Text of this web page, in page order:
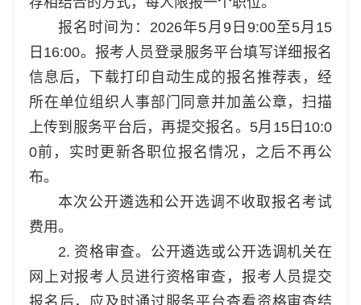
报名时间为：2026年5月9日9:00至5月15
日16:00。报考人员登录服务平台填写详细报名
信息后，下载打印自动生成的报名推荐表，经
所在单位组织人事部门同意并加盖公章，扫描
上传到服务平台后，再提交报名。5月15日10:0
0前，实时更新各职位报名情况，之后不再公
布。
本次公开遴选和公开选调不收取报名考试
费用。
2. 资格审查。公开遴选或公开选调机关在
网上对报考人员进行资格审查，报考人员提交
报名后，应及时通过服务平台查看资格审查结